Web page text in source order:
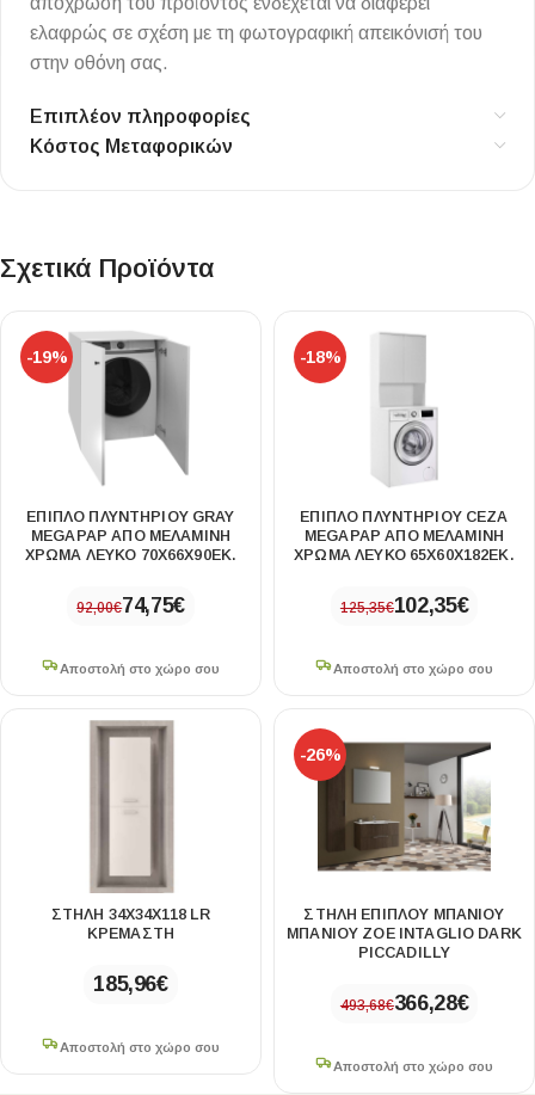
ελαφρώς σε σχέση με τη φωτογραφική απεικόνισή του
στην οθόνη σας.
Επιπλέον πληροφορίες
Κόστος Μεταφορικών
Σχετικά Προϊόντα
-19%
ΈΠΙΠΛΟ ΠΛΥΝΤΗΡΊΟΥ GRAY
MEGAPAP ΑΠΌ ΜΕΛΑΜΊΝΗ
ΧΡΏΜΑ ΛΕΥΚΌ 70X66X90ΕΚ.
92,00€74,75€
Αποστολή στο χώρο σου
-18%
ΈΠΙΠΛΟ ΠΛΥΝΤΗΡΊΟΥ CEZA
MEGAPAP ΑΠΌ ΜΕΛΑΜΊΝΗ
ΧΡΏΜΑ ΛΕΥΚΌ 65X60X182ΕΚ.
125,35€102,35€
Αποστολή στο χώρο σου
ΣΤΗΛΗ 34X34X118 LR
ΚΡΕΜΑΣΤΗ
185,96€
Αποστολή στο χώρο σου
-26%
ΣΤΗΛΗ ΕΠΙΠΛΟΥ ΜΠΑΝΙΟΥ
ΜΠΑΝΙΟΥ ΖΟΕ INTAGLIO DARK
PICCADILLY
493,68€366,28€
Αποστολή στο χώρο σου